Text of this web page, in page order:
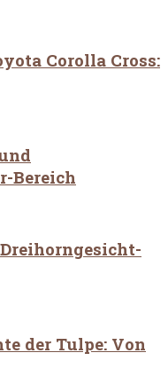
Corolla Cross:
Bereich
der Tulpe: Von